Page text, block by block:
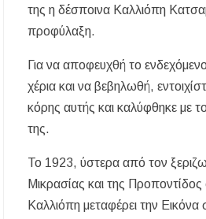
της η δέσποινα Καλλιόπη
προφύλαξη.
Για να αποφευχθή το
χέρια και να βεβηλωθή,
κόρης αυτής και καλύφθηκε με
της.
Το 1923, ύστερα από τον
Μικρασίας και της Προποντίδος
Καλλιόπη μεταφέρει την Εικόνα